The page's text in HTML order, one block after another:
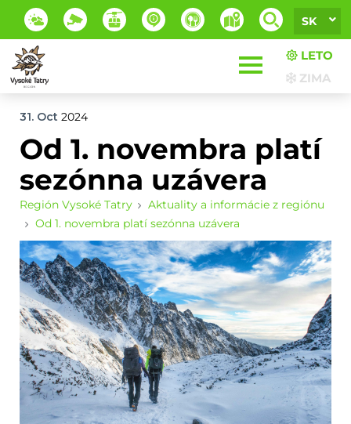
SK
LETO
ZIMA
31. Oct 2024
Od 1. novembra platí
sezónna uzávera
Región Vysoké Tatry
Aktuality a informácie z regiónu
Od 1. novembra platí sezónna uzávera